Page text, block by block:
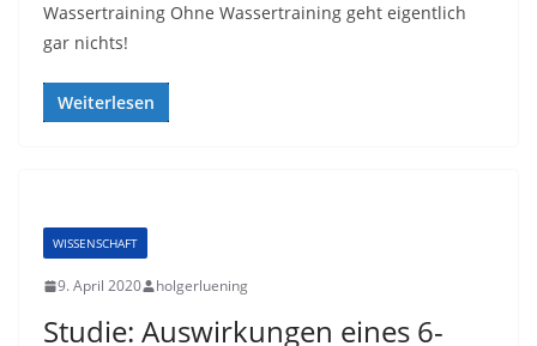
Wassertraining Ohne Wassertraining geht eigentlich
gar nichts!
Weiterlesen
WISSENSCHAFT
9. April 2020 holgerluening
Studie: Auswirkungen eines 6-